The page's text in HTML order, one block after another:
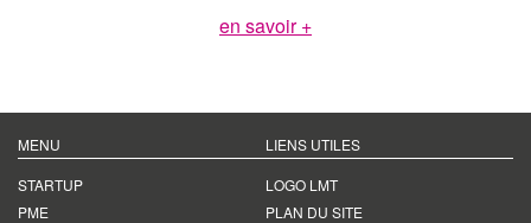
en savoir +
MENU
STARTUP
PME
LIENS UTILES
LOGO LMT
PLAN DU SITE